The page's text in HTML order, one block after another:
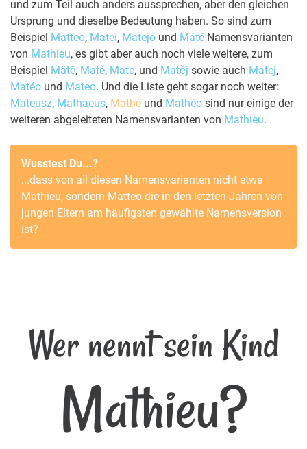
und zum Teil auch anders aussprechen, aber den gleichen
Ursprung und dieselbe Bedeutung haben. So sind zum
Beispiel Matteo, Matei, Matejo und Máté Namensvarianten
von Mathieu, es gibt aber auch noch viele weitere, zum
Beispiel Mâtê, Maté, Mate, und Matěj sowie auch Matej,
Matéo und Mateo. Und die Liste geht sogar noch weiter:
Mateusz, Mathaeus, Mathé und Mathéo sind nur einige der
weiteren abgeleiteten Namensvarianten von Mathieu.
Wusstest Du...?
...dass von all diesen Namensvarianten nicht etwa
Mathieu, sondern Matteo die in den letzten Jahren von
jungen Eltern am häufigsten gewählte Namensversion
ist?
Wer nennt sein Kind
Mathieu?